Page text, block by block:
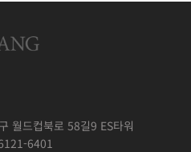
월드컵북로 58길9 ES타워
6401